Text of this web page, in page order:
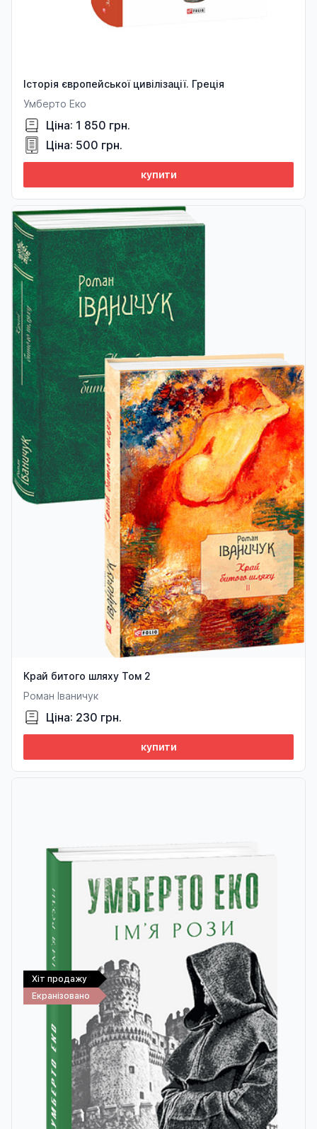
Історія європейської цивілізації. Греція
Умберто Еко
Ціна: 1 850 грн.
Ціна: 500 грн.
купити
Край битого шляху Том 2
Роман Іваничук
Ціна: 230 грн.
купити
Екранізовано
Хіт продажу